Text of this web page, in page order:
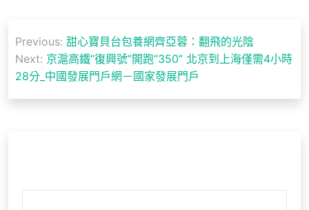
章
導
覽
Previous: 甜心寶貝台包養網齊亞蓉：翻飛的光陰
Next: 京滬高鐵“復興號”開跑“350” 北京到上海僅需4小時
28分_中國發展門戶網－國家發展門戶